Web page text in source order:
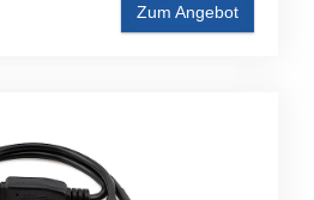
Zum Angebot